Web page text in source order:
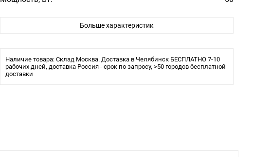
Цвет плафона/абажура:Больше характеристик
Наличие товара: Склад Москва. Доставка в Челябинск БЕСПЛАТНО 7-10
рабочих дней, доставка Россия - срок по запросу, >50 городов бесплатной
доставки